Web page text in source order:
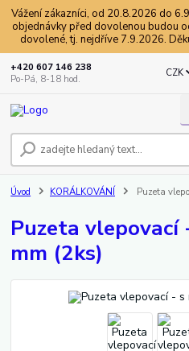
Vážení zákazníci, od 20.8.2026 do
objednávky před dovolenou budou
dovolené, tj. nejdříve 7.9.2026.
CZK
+420 607 146 238
Po-Pá, 8-18 hod.
Úvod KORÁLKOVÁNÍ Puzeta
Puzeta
mm (2ks)